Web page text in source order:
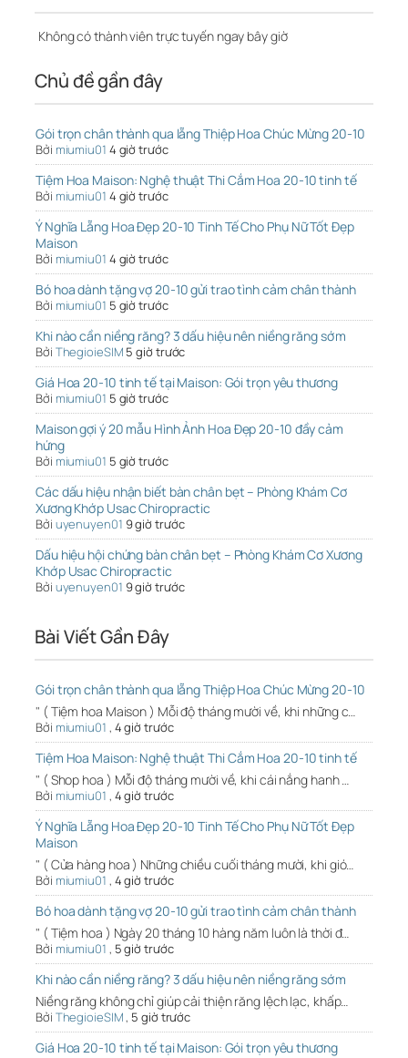
Không có thành viên trực tuyến ngay bây giờ
Chủ đề gần đây
Gói trọn chân thành qua lẵng Thiệp Hoa Chúc Mừng 20-10
Bởi miumiu01 4 giờ trước
Tiệm Hoa Maison: Nghệ thuật Thi Cắm Hoa 20-10 tinh tế
Bởi miumiu01 4 giờ trước
Ý Nghĩa Lẵng Hoa Đẹp 20-10 Tinh Tế Cho Phụ Nữ Tốt Đẹp
Maison
Bởi miumiu01 4 giờ trước
Bó hoa dành tặng vợ 20-10 gửi trao tình cảm chân thành
Bởi miumiu01 5 giờ trước
Khi nào cần niềng răng? 3 dấu hiệu nên niềng răng sớm
Bởi ThegioieSIM 5 giờ trước
Giá Hoa 20-10 tinh tế tại Maison: Gói trọn yêu thương
Bởi miumiu01 5 giờ trước
Maison gợi ý 20 mẫu Hình Ảnh Hoa Đẹp 20-10 đầy cảm
hứng
Bởi miumiu01 5 giờ trước
Các dấu hiệu nhận biết bàn chân bẹt – Phòng Khám Cơ
Xương Khớp Usac Chiropractic
Bởi uyenuyen01 9 giờ trước
Dấu hiệu hội chứng bàn chân bẹt – Phòng Khám Cơ Xương
Khớp Usac Chiropractic
Bởi uyenuyen01 9 giờ trước
Bài Viết Gần Đây
Gói trọn chân thành qua lẵng Thiệp Hoa Chúc Mừng 20-10
" ( Tiệm hoa Maison ) Mỗi độ tháng mười về, khi những c…
Bởi miumiu01 , 4 giờ trước
Tiệm Hoa Maison: Nghệ thuật Thi Cắm Hoa 20-10 tinh tế
" ( Shop hoa ) Mỗi độ tháng mười về, khi cái nắng hanh …
Bởi miumiu01 , 4 giờ trước
Ý Nghĩa Lẵng Hoa Đẹp 20-10 Tinh Tế Cho Phụ Nữ Tốt Đẹp
Maison
" ( Cửa hàng hoa ) Những chiều cuối tháng mười, khi gió…
Bởi miumiu01 , 4 giờ trước
Bó hoa dành tặng vợ 20-10 gửi trao tình cảm chân thành
" ( Tiệm hoa ) Ngày 20 tháng 10 hàng năm luôn là thời đ…
Bởi miumiu01 , 5 giờ trước
Khi nào cần niềng răng? 3 dấu hiệu nên niềng răng sớm
Niềng răng không chỉ giúp cải thiện răng lệch lạc, khấp…
Bởi ThegioieSIM, 5 giờ trước
Giá Hoa 20-10 tinh tế tại Maison: Gói trọn yêu thương